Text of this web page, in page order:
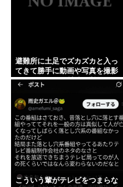
避難所に土足でズカズカと入っ
てきて勝手に動画や写真を撮影
したメディア取材陣、挙句の果
こういう輩がテレビをつまらな